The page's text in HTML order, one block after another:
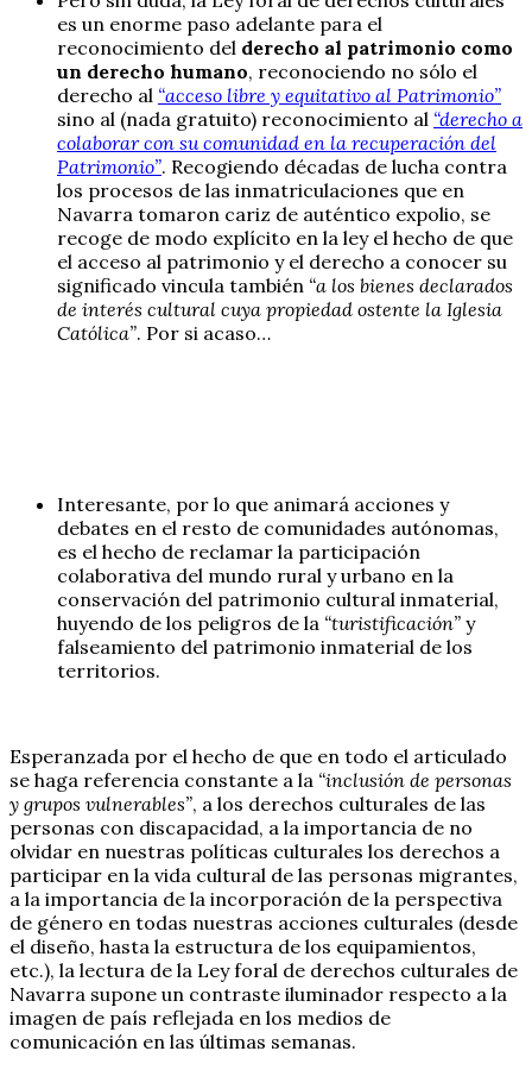
es un enorme paso adelante para el
reconocimiento del derecho al patrimonio como
un derecho humano, reconociendo no sólo el
derecho al “acceso libre y equitativo al Patrimonio”
sino al (nada gratuito) reconocimiento al “derecho a
colaborar con su comunidad en la recuperación del
Patrimonio”. Recogiendo décadas de lucha contra
los procesos de las inmatriculaciones que en
Navarra tomaron cariz de auténtico expolio, se
recoge de modo explícito en la ley el hecho de que
el acceso al patrimonio y el derecho a conocer su
significado vincula también “a los bienes declarados
de interés cultural cuya propiedad ostente la Iglesia
Católica”. Por si acaso…
Interesante, por lo que animará acciones y
debates en el resto de comunidades autónomas,
es el hecho de reclamar la participación
colaborativa del mundo rural y urbano en la
conservación del patrimonio cultural inmaterial,
huyendo de los peligros de la “turistificación” y
falseamiento del patrimonio inmaterial de los
territorios.
Esperanzada por el hecho de que en todo el articulado
se haga referencia constante a la “inclusión de personas
y grupos vulnerables”, a los derechos culturales de las
personas con discapacidad, a la importancia de no
olvidar en nuestras políticas culturales los derechos a
participar en la vida cultural de las personas migrantes,
a la importancia de la incorporación de la perspectiva
de género en todas nuestras acciones culturales (desde
el diseño, hasta la estructura de los equipamientos,
etc.), la lectura de la Ley foral de derechos culturales de
Navarra supone un contraste iluminador respecto a la
imagen de país reflejada en los medios de
comunicación en las últimas semanas.